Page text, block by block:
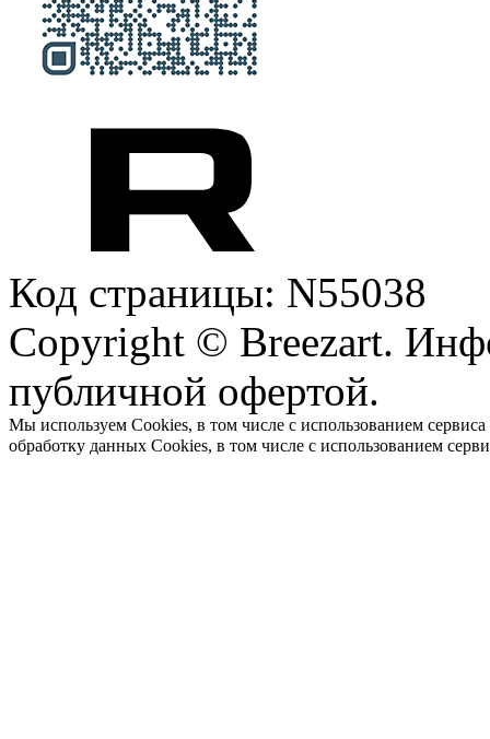
Код страницы: N55038
Copyright © Breezart.
публичной офертой.
Мы используем Cookies, в том числе с использованием
обработку данных Cookies, в том числе с использованием